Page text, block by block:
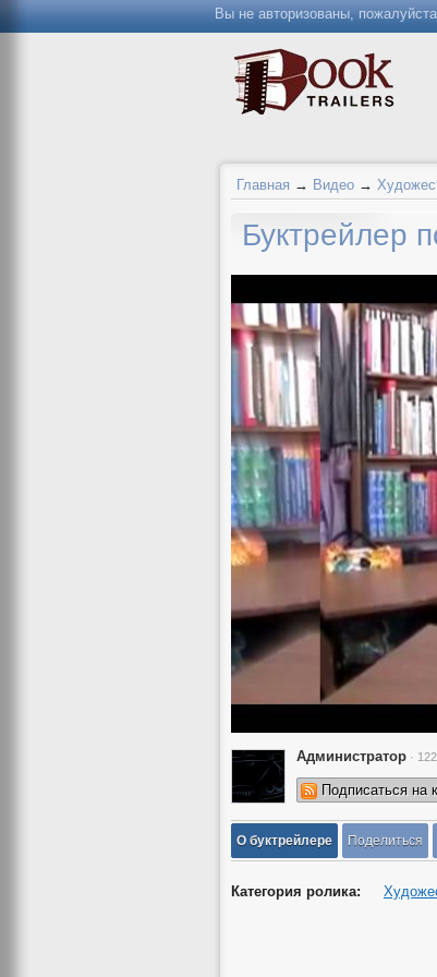
Вы не авторизованы,
Главная → Видео →
Буктрейлер
Администратор ·
Подписаться на
О буктрейлере Поделиться
Категория ролика: